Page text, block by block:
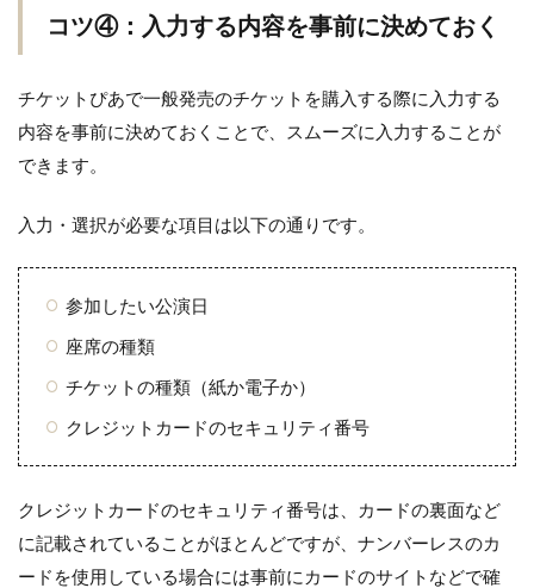
コツ④：入力する内容を事前に決めておく
チケットぴあで一般発売のチケットを購入する際に入力する
内容を事前に決めておくことで、スムーズに入力することが
できます。
入力・選択が必要な項目は以下の通りです。
参加したい公演日
座席の種類
チケットの種類（紙か電子か）
クレジットカードのセキュリティ番号
クレジットカードのセキュリティ番号は、カードの裏面など
に記載されていることがほとんどですが、ナンバーレスのカ
ードを使用している場合には事前にカードのサイトなどで確